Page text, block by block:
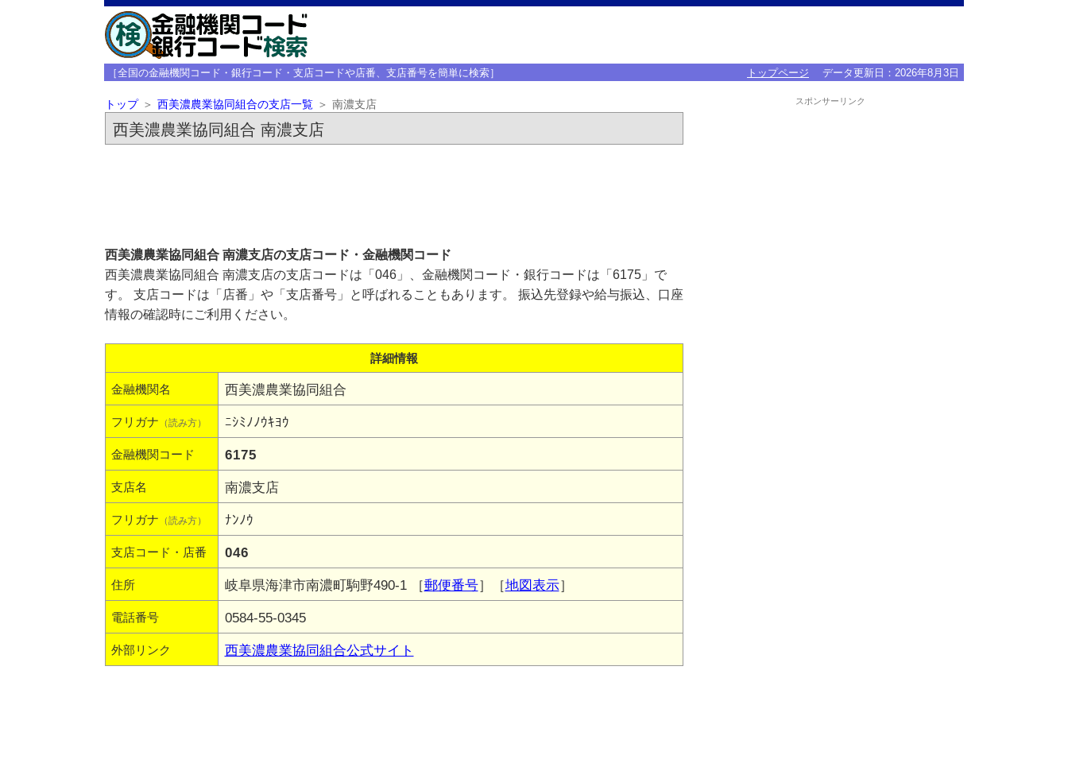
［全国の金融機関コード・銀行コード・支店コードや店番、支店番号を簡単に検索］ トップページ データ更新日： 2026年8月3日
トップ 西美濃農業協同組合の支店一覧 南濃支店
西美濃農業協同組合 南濃支店
西美濃農業協同組合 南濃支店の支店コード・金融機関コード
西美濃農業協同組合 南濃支店の支店コードは「046」、金融機関コード・銀行コードは「6175」で
す。 支店コードは「店番」や「支店番号」と呼ばれることもあります。 振込先登録や給与振込、口座
情報の確認時にご利用ください。
詳細情報
金融機関名 西美濃農業協同組合
フリガナ （読み方） ﾆｼﾐﾉﾉｳｷﾖｳ
金融機関コード 6175
支店名 南濃支店
フリガナ （読み方） ﾅﾝﾉｳ
支店コード・店番 046
住所 岐阜県海津市南濃町駒野490-1 ［郵便番号］［地図表示］
電話番号 0584-55-0345
外部リンク 西美濃農業協同組合公式サイト
スポンサーリンク